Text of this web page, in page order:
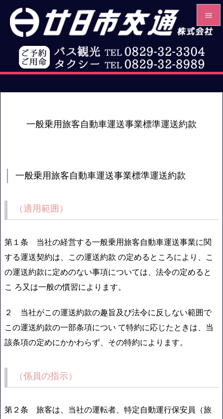


メニュ

前へ
一般乗用旅客自動車運送事業標準運送約款
一般乗用旅客自動車運送事業標準運送約款
（適用範囲）
第１条 当社の経営する一般乗用旅客自動車運送事業に関
する運送契約は、この運送約款 の定めるところにより、こ
の運送約款に定めのない事項については、法令の定めると
こ ろ又は一般の慣習によります。
２ 当社がこの運送約款の趣旨及び法令に反しない範囲で
この運送約款の一部条項につい て特約に応じたときは、当
該条項の定めにかかわらず、その特約によります。
（係員の指示）
第２条 旅客は、当社の運転者、特定自動運行保安員（旅